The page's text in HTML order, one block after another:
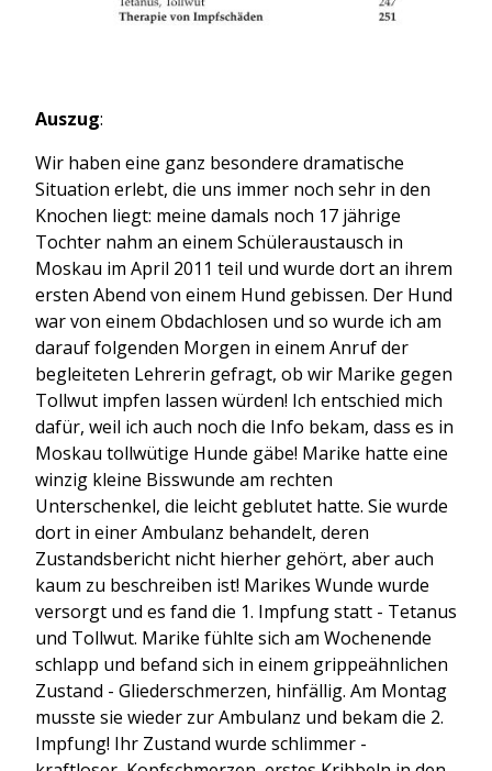
Auszug:
Wir haben eine ganz besondere dramatische
Situation erlebt, die uns immer noch sehr in den
Knochen liegt: meine damals noch 17 jährige
Tochter nahm an einem Schüleraustausch in
Moskau im April 2011 teil und wurde dort an ihrem
ersten Abend von einem Hund gebissen. Der Hund
war von einem Obdachlosen und so wurde ich am
darauf folgenden Morgen in einem Anruf der
begleiteten Lehrerin gefragt, ob wir Marike gegen
Tollwut impfen lassen würden! Ich entschied mich
dafür, weil ich auch noch die Info bekam, dass es in
Moskau tollwütige Hunde gäbe! Marike hatte eine
winzig kleine Bisswunde am rechten
Unterschenkel, die leicht geblutet hatte. Sie wurde
dort in einer Ambulanz behandelt, deren
Zustandsbericht nicht hierher gehört, aber auch
kaum zu beschreiben ist! Marikes Wunde wurde
versorgt und es fand die 1. Impfung statt - Tetanus
und Tollwut. Marike fühlte sich am Wochenende
schlapp und befand sich in einem grippeähnlichen
Zustand - Gliederschmerzen, hinfällig. Am Montag
musste sie wieder zur Ambulanz und bekam die 2.
Impfung! Ihr Zustand wurde schlimmer -